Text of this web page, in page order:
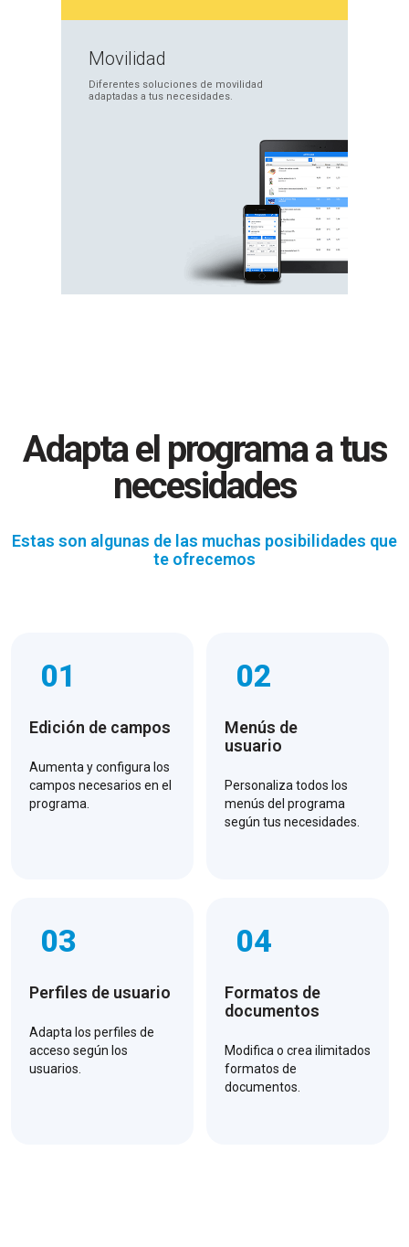
Movilidad
Diferentes soluciones de movilidad
adaptadas a tus necesidades.
Adapta el programa a tus
necesidades
Estas son algunas de las muchas posibilidades que
te ofrecemos
01
Edición de campos
Aumenta y configura los
campos necesarios en el
programa.
02
Menús de
usuario
Personaliza todos los
menús del programa
según tus necesidades.
03
Perfiles de usuario
Adapta los perfiles de
acceso según los
usuarios.
04
Formatos de
documentos
Modifica o crea ilimitados
formatos de
documentos.